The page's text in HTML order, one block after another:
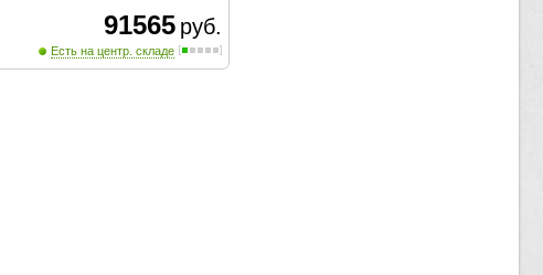
91565 руб.
Есть на центр. складе